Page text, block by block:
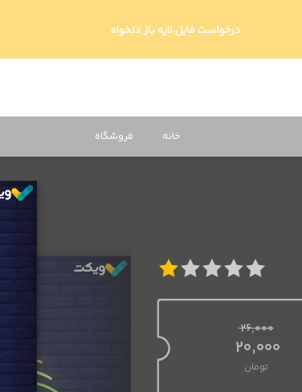
درخواست فایل لایه باز دلخواه
خانه فروشگاه
26,000
قیمت اصلی 26,000 تومان بود.
20,000
تومان